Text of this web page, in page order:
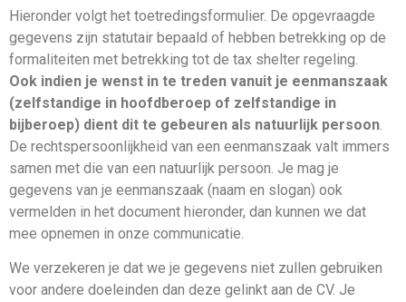
Hieronder volgt het toetredingsformulier. De opgevraagde
gegevens zijn statutair bepaald of hebben betrekking op de
formaliteiten met betrekking tot de tax shelter regeling.
Ook indien je wenst in te treden vanuit je eenmanszaak
(zelfstandige in hoofdberoep of zelfstandige in
bijberoep) dient dit te gebeuren als natuurlijk persoon
De rechtspersoonlijkheid van een eenmanszaak valt immers
samen met die van een natuurlijk persoon. Je mag je
gegevens van je eenmanszaak (naam en slogan) ook
vermelden in het document hieronder, dan kunnen we dat
mee opnemen in onze communicatie.
We verzekeren je dat we je gegevens niet zullen gebruiken
voor andere doeleinden dan deze gelinkt aan de CV. Je